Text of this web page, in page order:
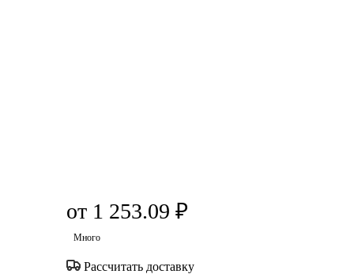
от 1 253.09 ₽
Много
Рассчитать доставку